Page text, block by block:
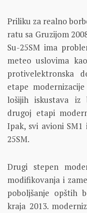
Priliku za realno
ratu sa Gruzijom
Su-25SM ima
meteo uslovima
protivelektronska
etape
lošijih iskustava iz
drugoj etapi
Ipak, svi avioni SM1
25SM.
Drugi stepen
modifikovanja i
poboljšanje opštih
kraja 2013.